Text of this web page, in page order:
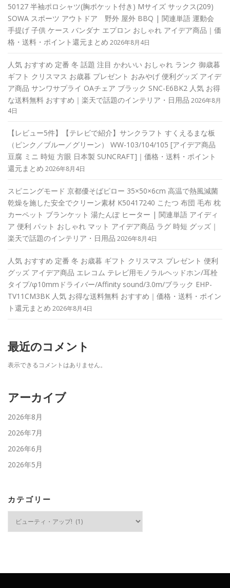
50127 半袖ポロシャツ(胸ポケット付き) Mサイズ サックス(209)
SOWA スポーツ アウトドア 野外 屋外 BBQ | 関連単語 運動会
手提げ 子供 ケース バンダナ エプロン おしゃれ アイデア商品｜価
格・送料・ポイント還元まとめ 2026年8月4日
人気 おすすめ 定番 冬 話題 注目 かわいい おしゃれ ランク 御歳暮
ギフト クリスマス お歳暮 プレゼント おみやげ 便利グッズ アイデ
ア商品 サンワサプライ OAチェア ブラック SNC-E6BK2 人気 お得
な送料無料 おすすめ｜楽天で話題のインテリア・日用品 2026年8月
4日
【レビュー5件】【テレビで紹介】サンクラフト すくえるまな板
（ピンク／ブルー／グリーン） WW-103/104/105 [アイデア商品
豆腐 ミニ 時短 方眼 日本製 SUNCRAFT]｜価格・送料・ポイント
還元まとめ 2026年8月4日
スピニングモード 京都優そばピロー 35×50×6cm 高温で熱風減菌
乾燥を施した安全でクリーン素材 K50417240 こたつ 布団 毛布 枕
カーペット ブランケット 湯たんぽ ヒーター | 関連単語 アイディ
ア 便利 パット おしゃれ マット アイデア商品 ラグ 時短 グッズ｜
楽天で話題のインテリア・日用品 2026年8月4日
人気 おすすめ 定番 冬 お歳暮 ギフト クリスマス プレゼント 便利
グッズ アイデア商品 エレコム テレビ用モノラルヘッドホン/耳栓
タイプ/φ10mmドライバー/Affinity sound/3.0m/ブラック EHP-
TV11CM3BK 人気 お得な送料無料 おすすめ｜価格・送料・ポイン
ト還元まとめ 2026年8月4日
最近のコメント
表示できるコメントはありません。
アーカイブ
2026年8月
2026年7月
2026年6月
2026年5月
カテゴリー